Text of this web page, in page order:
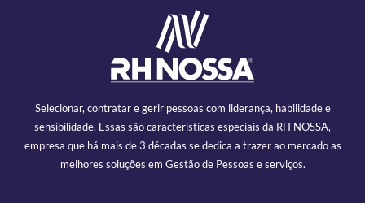
Selecionar, contratar e gerir pessoas com liderança, habilidade e
sensibilidade. Essas são características especiais da RH NOSSA,
empresa que há mais de 3 décadas se dedica a trazer ao mercado as
melhores soluções em Gestão de Pessoas e serviços.